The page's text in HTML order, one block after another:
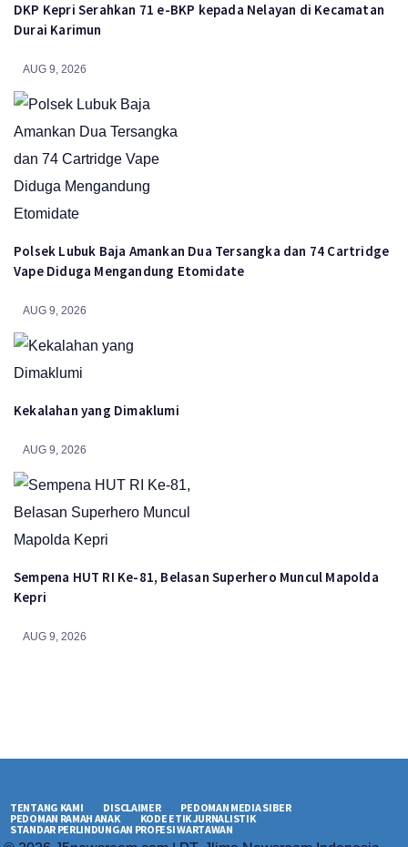
DKP Kepri Serahkan 71 e-BKP kepada Nelayan di Kecamatan
Durai Karimun
AUG 9, 2026
Polsek Lubuk Baja Amankan Dua Tersangka dan 74 Cartridge
Vape Diduga Mengandung Etomidate
AUG 9, 2026
Kekalahan yang Dimaklumi
AUG 9, 2026
Sempena HUT RI Ke-81, Belasan Superhero Muncul Mapolda
Kepri
AUG 9, 2026
TENTANG KAMI DISCLAIMER
PEDOMAN MEDIA SIBER
PEDOMAN RAMAH ANAK
KODE ETIK JURNALISTIK
STANDAR PERLINDUNGAN PROFESI WARTAWAN